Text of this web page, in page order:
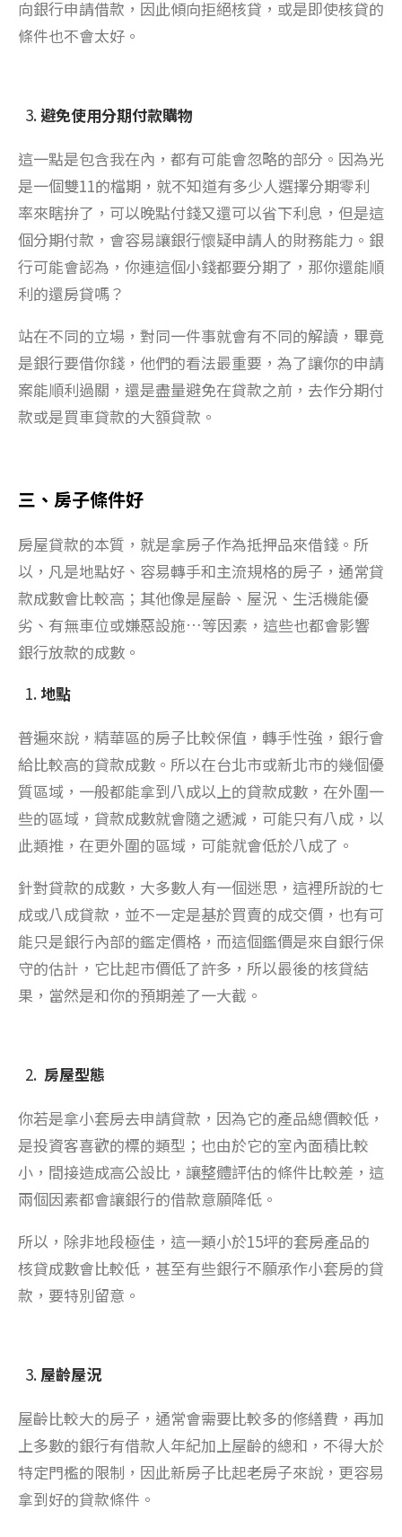
向銀行申請借款，因此傾向拒絕核貸，或是即使核貸的
條件也不會太好。
避免使用分期付款購物
這一點是包含我在內，都有可能會忽略的部分。因為光
是一個雙11的檔期，就不知道有多少人選擇分期零利
率來瞎拚了，可以晚點付錢又還可以省下利息，但是這
個分期付款，會容易讓銀行懷疑申請人的財務能力。銀
行可能會認為，你連這個小錢都要分期了，那你還能順
利的還房貸嗎？
站在不同的立場，對同一件事就會有不同的解讀，畢竟
是銀行要借你錢，他們的看法最重要，為了讓你的申請
案能順利過關，還是盡量避免在貸款之前，去作分期付
款或是買車貸款的大額貸款。
三、房子條件好
房屋貸款的本質，就是拿房子作為抵押品來借錢。所
以，凡是地點好、容易轉手和主流規格的房子，通常貸
款成數會比較高；其他像是屋齡、屋況、生活機能優
劣、有無車位或嫌惡設施…等因素，這些也都會影響
銀行放款的成數。
地點
普遍來說，精華區的房子比較保值，轉手性強，銀行會
給比較高的貸款成數。所以在台北市或新北市的幾個優
質區域，一般都能拿到八成以上的貸款成數，在外圍一
些的區域，貸款成數就會隨之遞減，可能只有八成，以
此類推，在更外圍的區域，可能就會低於八成了。
針對貸款的成數，大多數人有一個迷思，這裡所說的七
成或八成貸款，並不一定是基於買賣的成交價，也有可
能只是銀行內部的鑑定價格，而這個鑑價是來自銀行保
守的估計，它比起市價低了許多，所以最後的核貸結
果，當然是和你的預期差了一大截。
房屋型態
你若是拿小套房去申請貸款，因為它的產品總價較低，
是投資客喜歡的標的類型；也由於它的室內面積比較
小，間接造成高公設比，讓整體評估的條件比較差，這
兩個因素都會讓銀行的借款意願降低。
所以，除非地段極佳，這一類小於15坪的套房產品的
核貸成數會比較低，甚至有些銀行不願承作小套房的貸
款，要特別留意。
屋齡屋況
屋齡比較大的房子，通常會需要比較多的修繕費，再加
上多數的銀行有借款人年紀加上屋齡的總和，不得大於
特定門檻的限制，因此新房子比起老房子來說，更容易
拿到好的貸款條件。